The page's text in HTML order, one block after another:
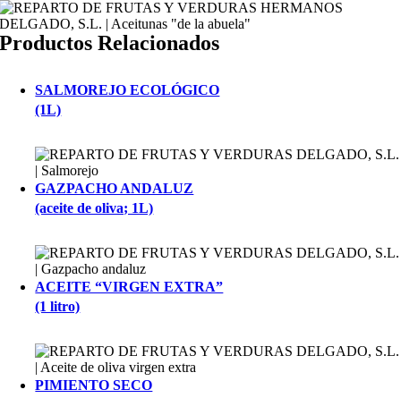
Productos Relacionados
SALMOREJO ECOLÓGICO
(1L)
GAZPACHO ANDALUZ
(aceite de oliva; 1L)
ACEITE “VIRGEN EXTRA”
(1 litro)
PIMIENTO SECO